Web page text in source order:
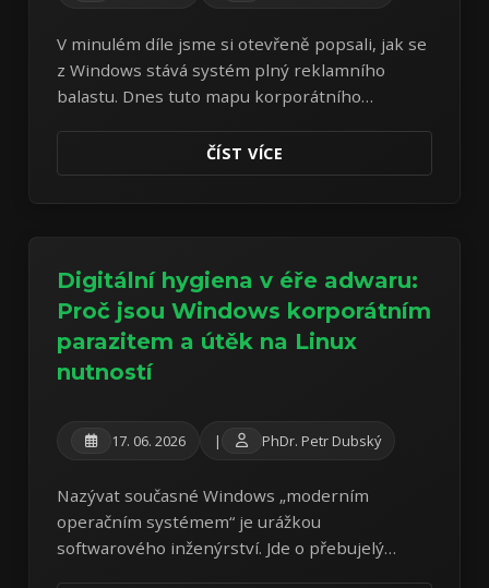
V minulém díle jsme si otevřeně popsali, jak se
z Windows stává systém plný reklamního
balastu. Dnes tuto mapu korporátního
systém SCOOBE a zdražování Microsoft 365.
ČÍST VÍCE
Digitální hygiena v éře adwaru:
Proč jsou Windows korporátním
parazitem a útěk na Linux
nutností
17. 06. 2026 | PhDr. Petr Dubský
Nazývat současné Windows „moderním
operačním systémem“ je urážkou
softwarového inženýrství. Jde o přebujelý